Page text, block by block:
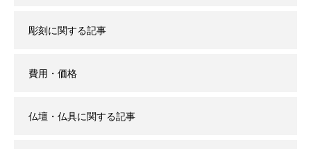
彫刻に関する記事
費用・価格
仏壇・仏具に関する記事